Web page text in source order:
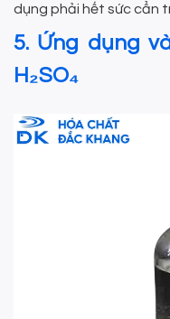
dụng phải hết sức cẩn
5. Ứng dụng
H₂SO₄